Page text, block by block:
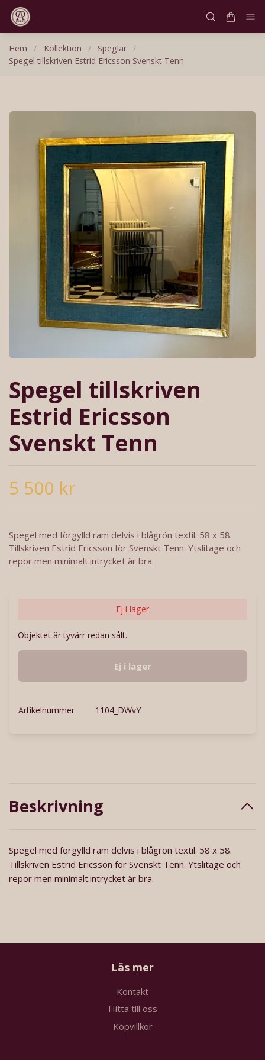
Hem / Kollektion / Speglar /
Spegel tillskriven Estrid Ericsson Svenskt Tenn
Spegel tillskriven
Estrid Ericsson
Svenskt Tenn
5 500 kr
Spegel med förgylld ram delvis i blågrön textil. 58 x 58.
Tillskriven Estrid Ericsson för Svenskt Tenn. Ytslitage och
repor men minimalt.intrycket är bra.
Ej i lager
Objektet är tyvärr redan sålt.
Ej i lager
Artikelnummer 1104_DWvY
Beskrivning
Spegel med förgylld ram delvis i blågrön textil. 58 x 58.
Tillskriven Estrid Ericsson för Svenskt Tenn. Ytslitage och
repor men minimalt.intrycket är bra.
Läs mer
Kontakt
Hitta till oss
Köpvillkor